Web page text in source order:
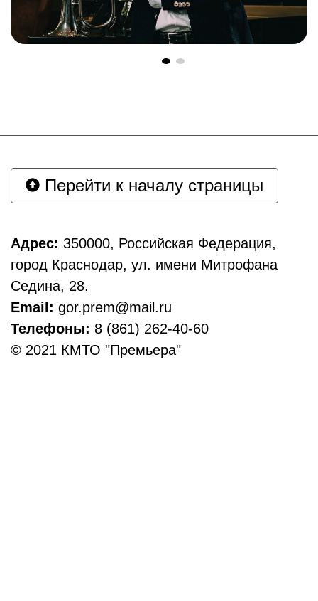
Перейти к началу страницы
Адрес: 350000, Российская Федерация,
город Краснодар, ул. имени Митрофана
Седина, 28.
Email: gor.prem@mail.ru
Телефоны: 8 (861) 262-40-60
© 2021 КМТО "Премьера"